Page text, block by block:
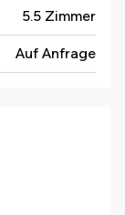
5.5 Zimmer
Auf Anfrage